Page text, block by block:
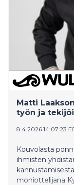
Matti
työn ja
8.4.2026 14:07:23
Kouvolasta
ihmisten
moniottelijana